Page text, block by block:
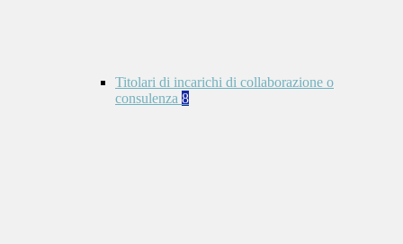
Titolari di incarichi di collaborazione o
consulenza 8